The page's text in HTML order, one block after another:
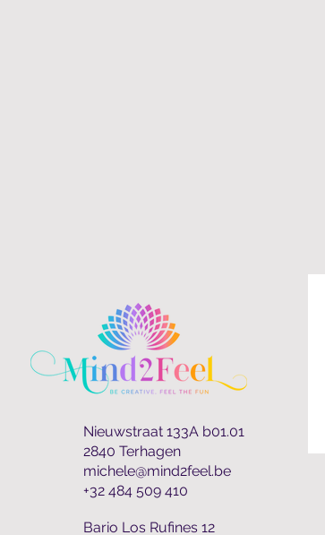
Nieuwstraat 133A b01.01
2840 Terhagen
michele@mind2feel.be
+32 484 509 410
Bario Los Rufines 12